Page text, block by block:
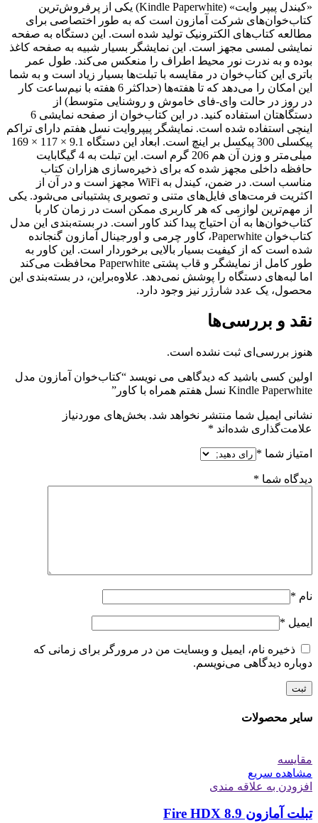
«کیندل پیپر وایت» (Kindle Paperwhite) یکی از پرفروش‌ترین
کتاب‌خوان‌های شرکت آمازون است که به طور اختصاصی برای
مطالعه کتاب‌های الکترونیک تولید شده است. این دستگاه به صفحه
نمایشی لمسی مجهز است. این نمایشگر بسیار شبیه به صفحه کاغذ
بوده و به ندرت نور محیط اطراف را منعکس می‌کند. طول عمر
باتری این کتاب‌خوان در مقایسه با تبلت‌ها بسیار زیاد است و به شما
این امکان را می‌دهد که تا هفته‌ها (حداکثر 6 هفته با نیم‌ساعت کار
در روز در حالت وای-فای خاموش و روشنایی متوسط) از
دستگاهتان استفاده کنید. در این کتاب‌خوان از صفحه نمایشی 6
اینچی استفاده شده است. نمایشگر پیپروایت نسل هفتم دارای تراکم
پیکسلی 300 پیکسل بر اینچ است. ابعاد این دستگاه 9.1 × 117 × 169
میلی‌متر و وزن آن هم 206 گرم است. این تبلت به 4 گیگابایت
حافظه داخلی مجهز شده که برای ذخیره‌سازی هزاران کتاب
مناسب است. در ضمن، کیندل به WiFi مجهز است و در آن از
اکثریت فرمت‌های فایل‌های متنی و تصویری پشتیبانی می‌شود. یکی
از مهم‌ترین لوازمی که هر کاربری ممکن است در زمان کار با
کتاب‌خوان‌ها به آن احتیاج پیدا کند کاور است. در بسته‌بندی این مدل
کتاب‌خوان Paperwhite، کاور چرمی و اورجینال آمازون گنجانده
شده است که از کیفیت بسیار بالایی برخوردار است. این کاور به
طور کامل از نمایشگر و قاب پشتی Paperwhite محافظت می‌کند
اما لبه‌های دستگاه را پوشش نمی‌دهد. علاوه‌براین، در بسته‌بندی این
محصول، یک عدد شارژر نیز وجود دارد.
نقد و بررسی‌ها
هنوز بررسی‌ای ثبت نشده است.
اولین کسی باشید که دیدگاهی می نویسد “کتاب‌خوان آمازون مدل
Kindle Paperwhite نسل هفتم همراه با کاور”
نشانی ایمیل شما منتشر نخواهد شد. بخش‌های موردنیاز
علامت‌گذاری شده‌اند *
امتیاز شما *
دیدگاه شما *
نام *
ایمیل *
ذخیره نام، ایمیل و وبسایت من در مرورگر برای زمانی که
دوباره دیدگاهی می‌نویسم.
سایر محصولات
مقایسه
مشاهده سریع
افزودن به علاقه مندی
تبلت آمازون Fire HDX 8.9